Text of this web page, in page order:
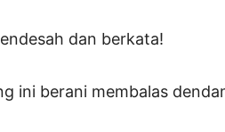
dan berkata!
ini berani membalas